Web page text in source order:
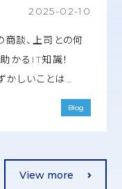
2025-02-10
商談、上司との何
かるIT知識！
かしいことは…
Blog
View more